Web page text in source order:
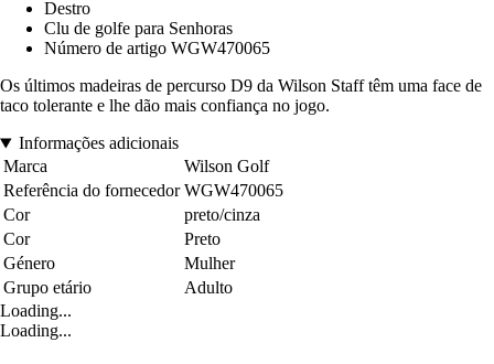
Destro
Clu de golfe para Senhoras
Número de artigo WGW470065
Os últimos madeiras de percurso D9 da Wilson Staff têm uma face de
taco tolerante e lhe dão mais confiança no jogo.
Informações adicionais
Marca
Wilson Golf
Referência do fornecedor WGW470065
Cor
preto/cinza
Cor
Preto
Género
Mulher
Grupo etário
Adulto
Loading...
Loading...